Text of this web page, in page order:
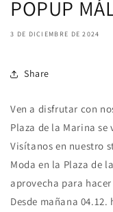
POPUP
3 DE DICIEMBRE DE 2024
Share
Ven a disfrutar con
Plaza de la Marina
Visítanos en nuestro
Moda en la Plaza de
aprovecha para
Desde mañana 04.12.